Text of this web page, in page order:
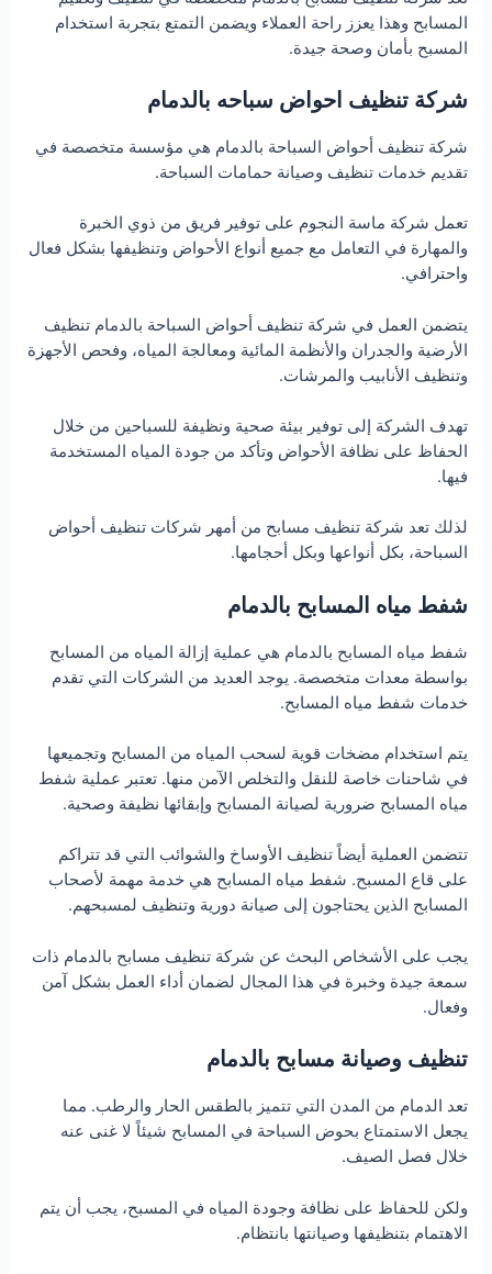
المسابح وهذا يعزز راحة العملاء ويضمن التمتع بتجربة استخدام
المسبح بأمان وصحة جيدة.
شركة تنظيف احواض سباحه بالدمام
شركة تنظيف أحواض السباحة بالدمام هي مؤسسة متخصصة في
تقديم خدمات تنظيف وصيانة حمامات السباحة.
تعمل شركة ماسة النجوم على توفير فريق من ذوي الخبرة
والمهارة في التعامل مع جميع أنواع الأحواض وتنظيفها بشكل فعال
واحترافي.
يتضمن العمل في شركة تنظيف أحواض السباحة بالدمام تنظيف
الأرضية والجدران والأنظمة المائية ومعالجة المياه، وفحص الأجهزة
وتنظيف الأنابيب والمرشات.
تهدف الشركة إلى توفير بيئة صحية ونظيفة للسباحين من خلال
الحفاظ على نظافة الأحواض وتأكد من جودة المياه المستخدمة
فيها.
لذلك تعد شركة تنظيف مسابح من أمهر شركات تنظيف أحواض
السباحة، بكل أنواعها وبكل أحجامها.
شفط مياه المسابح بالدمام
شفط مياه المسابح بالدمام هي عملية إزالة المياه من المسابح
بواسطة معدات متخصصة. يوجد العديد من الشركات التي تقدم
خدمات شفط مياه المسابح.
يتم استخدام مضخات قوية لسحب المياه من المسابح وتجميعها
في شاحنات خاصة للنقل والتخلص الآمن منها. تعتبر عملية شفط
مياه المسابح ضرورية لصيانة المسابح وإبقائها نظيفة وصحية.
تتضمن العملية أيضاً تنظيف الأوساخ والشوائب التي قد تتراكم
على قاع المسبح. شفط مياه المسابح هي خدمة مهمة لأصحاب
المسابح الذين يحتاجون إلى صيانة دورية وتنظيف لمسبحهم.
يجب على الأشخاص البحث عن شركة تنظيف مسابح بالدمام ذات
سمعة جيدة وخبرة في هذا المجال لضمان أداء العمل بشكل آمن
وفعال.
تنظيف وصيانة مسابح بالدمام
تعد الدمام من المدن التي تتميز بالطقس الحار والرطب. مما
يجعل الاستمتاع بحوض السباحة في المسابح شيئاً لا غنى عنه
خلال فصل الصيف.
ولكن للحفاظ على نظافة وجودة المياه في المسبح، يجب أن يتم
الاهتمام بتنظيفها وصيانتها بانتظام.